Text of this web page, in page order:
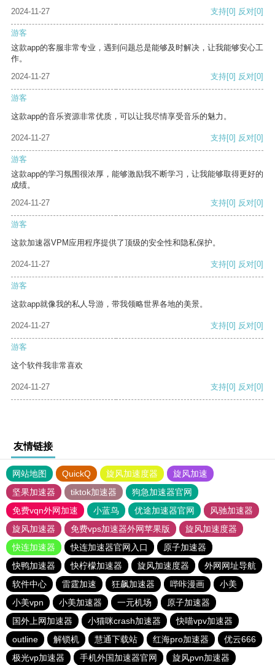
2024-11-27 支持[0] 反对[0]
游客
这款app的客服非常专业，遇到问题总是能够及时解决，让我能够安心工
作。
2024-11-27
支持[0] 反对[0]
游客
这款app的音乐资源非常优质，可以让我尽情享受音乐的魅力。
2024-11-27 支持[0] 反对[0]
游客
这款app的学习氛围很浓厚，能够激励我不断学习，让我能够取得更好的
成绩。
2024-11-27
支持[0] 反对[0]
游客
这款加速器VPM应用程序提供了顶级的安全性和隐私保护。
2024-11-27 支持[0] 反对[0]
游客
这款app就像我的私人导游，带我领略世界各地的美景。
2024-11-27 支持[0] 反对[0]
游客
这个软件我非常喜欢
2024-11-27 支持[0] 反对[0]
友情链接
网站地图 QuickQ 旋风加速度器
旋风加速
坚果加速器
tiktok加速器
狗急加速器官网
免费vqn外网加速
小蓝鸟 优途加速器官网
风驰加速器
旋风加速器
免费vps加速器外网苹果版
旋风加速度器
快连加速器
快连加速器官网入口
原子加速器
快鸭加速器
快柠檬加速器 旋风加速度器
外网网址导航
软件中心
雷霆加速 狂飙加速器 哔咔漫画
小美
小美vpn
小美加速器 一元机场
原子加速器
国外上网加速器
小猫咪crash加速器
快喵vpv加速器
outline
解锁机 慧通下载站 红海pro加速器
优云666
极光vp加速器
手机外国加速器官网 旋风pvn加速器